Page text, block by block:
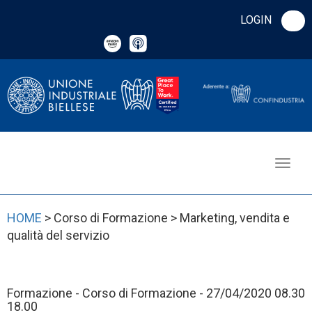
LOGIN
HOME > Corso di Formazione > Marketing, vendita e
qualità del servizio
Formazione - Corso di Formazione - 27/04/2020 08.30
18.00